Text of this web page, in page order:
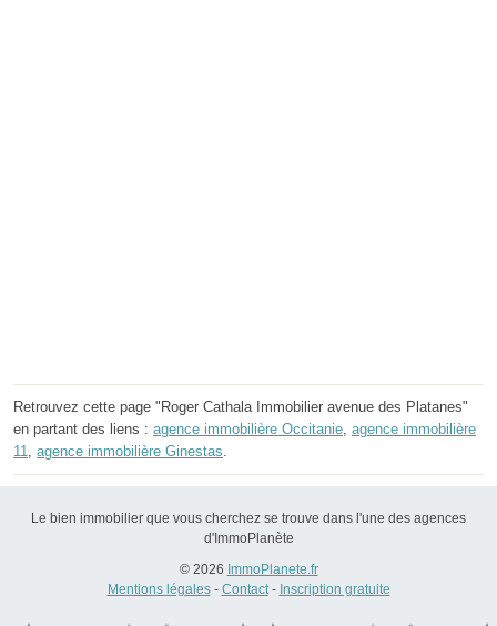
Retrouvez cette page "Roger Cathala Immobilier avenue des Platanes"
en partant des liens : agence immobilière Occitanie agence immobilière
11
agence immobilière Ginestas
Le bien immobilier que vous cherchez se trouve dans l'une des agences
d'ImmoPlanète
© 2026 ImmoPlanete.fr
Mentions légales- Contact- Inscription gratuite